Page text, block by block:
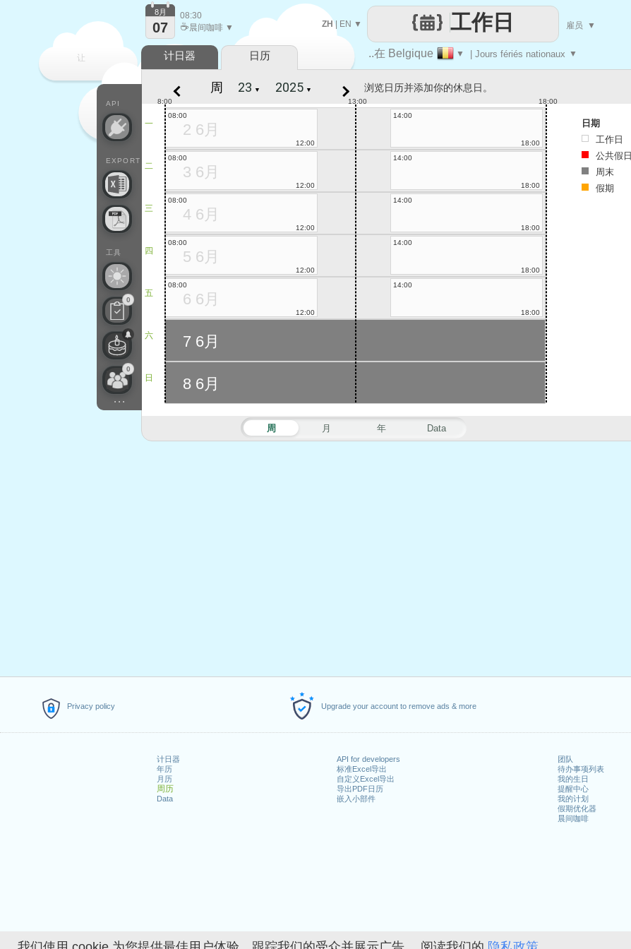
Privacy policy Upgrade your account to remove ads & more
计日器
年历
月历
周历
Data
API for developers
标准Excel导出
自定义Excel导出
导出PDF日历
嵌入小部件
团队
待办事项列表
我的生日
提醒中心
我的计划
假期优化器
晨间咖啡
让
每一天
..在 Belgique ▼ | Jours fériés nationaux ▼
工作日
ZH | EN ▼ 雇员 ▼
API
EXPORT
工具
0
0
...
8月
07
08:30
☕晨间咖啡 ▼
计日器 日历
周 月 年 Data
周 ▼ ▼ 浏览日历并添加你的休息日。
一
二
三
四
五
六
日
13:00
8:00 18:00
2 6月
08:00
12:00
14:00
18:00
3 6月
08:00
12:00
14:00
18:00
4 6月
08:00
12:00
14:00
18:00
5 6月
08:00
12:00
14:00
18:00
6 6月
08:00
12:00
14:00
18:00
7 6月
8 6月
日期
工作日
公共假日
周末
假期